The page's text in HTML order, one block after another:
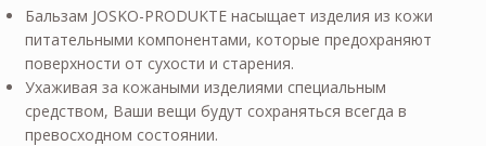
Бальзам JOSKO-PRODUKTE насыщает изделия из кожи
питательными компонентами, которые предохраняют
поверхности от сухости и старения.
Ухаживая за кожаными изделиями специальным
средством, Ваши вещи будут сохраняться всегда в
превосходном состоянии.